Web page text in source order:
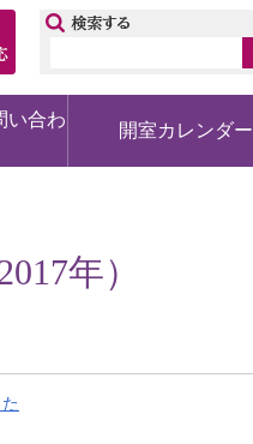
い合わ
開室カレンダー
年）